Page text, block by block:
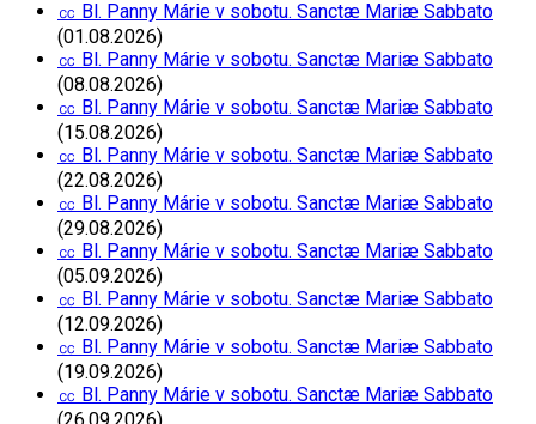
㏄ Bl. Panny Márie v sobotu. Sanctæ Mariæ Sabbato
(01.08.2026)
㏄ Bl. Panny Márie v sobotu. Sanctæ Mariæ Sabbato
(08.08.2026)
㏄ Bl. Panny Márie v sobotu. Sanctæ Mariæ Sabbato
(15.08.2026)
㏄ Bl. Panny Márie v sobotu. Sanctæ Mariæ Sabbato
(22.08.2026)
㏄ Bl. Panny Márie v sobotu. Sanctæ Mariæ Sabbato
(29.08.2026)
㏄ Bl. Panny Márie v sobotu. Sanctæ Mariæ Sabbato
(05.09.2026)
㏄ Bl. Panny Márie v sobotu. Sanctæ Mariæ Sabbato
(12.09.2026)
㏄ Bl. Panny Márie v sobotu. Sanctæ Mariæ Sabbato
(19.09.2026)
㏄ Bl. Panny Márie v sobotu. Sanctæ Mariæ Sabbato